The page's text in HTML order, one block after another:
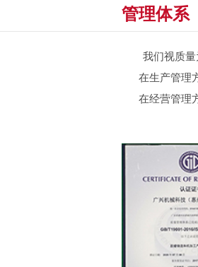
管理体系
我们视质量为
在生产管理方
在经营管理方